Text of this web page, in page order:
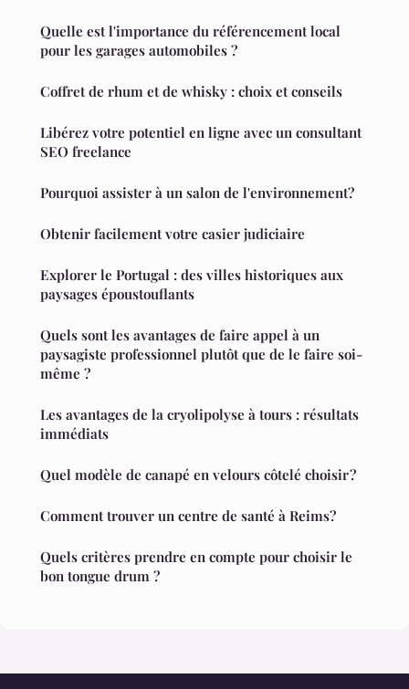
Quelle est l'importance du référencement local
pour les garages automobiles ?
Coffret de rhum et de whisky : choix et conseils
Libérez votre potentiel en ligne avec un consultant
SEO freelance
Pourquoi assister à un salon de l'environnement?
Obtenir facilement votre casier judiciaire
Explorer le Portugal : des villes historiques aux
paysages époustouflants
Quels sont les avantages de faire appel à un
paysagiste professionnel plutôt que de le faire soi-
même ?
Les avantages de la cryolipolyse à tours : résultats
immédiats
Quel modèle de canapé en velours côtelé choisir ?
Comment trouver un centre de santé à Reims?
Quels critères prendre en compte pour choisir le
bon tongue drum ?